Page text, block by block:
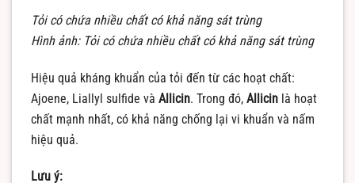
Tỏi có chứa nhiều chất có khả năng sát trùng
Hình ảnh: Tỏi có chứa nhiều chất có khả năng sát trùng
Hiệu quả kháng khuẩn của tỏi đến từ các hoạt chất:
Ajoene, Liallyl sulfide và Allicin. Trong đó, Allicin là hoạt
chất mạnh nhất, có khả năng chống lại vi khuẩn và nấm
hiệu quả.
Lưu ý: